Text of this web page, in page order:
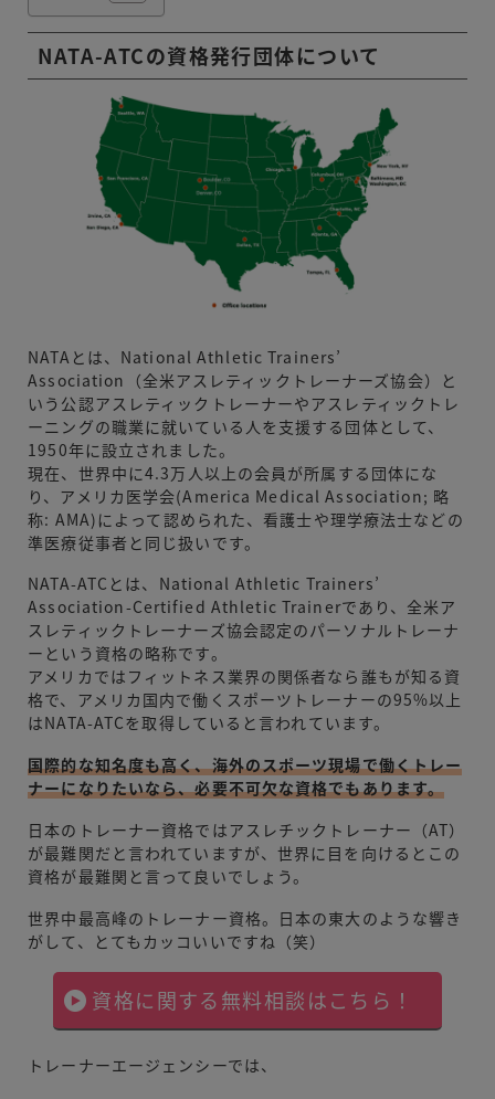
NATA-ATCの資格発行団体について
NATAとは、National Athletic Trainers’
Association（全米アスレティックトレーナーズ協会）と
いう公認アスレティックトレーナーやアスレティックトレ
ーニングの職業に就いている人を支援する団体として、
1950年に設立されました。
現在、世界中に4.3万人以上の会員が所属する団体にな
り、アメリカ医学会(America Medical Association; 略
称: AMA)によって認められた、看護士や理学療法士などの
準医療従事者と同じ扱いです。
NATA-ATCとは、National Athletic Trainers’
Association-Certified Athletic Trainerであり、全米ア
スレティックトレーナーズ協会認定のパーソナルトレーナ
ーという資格の略称です。
アメリカではフィットネス業界の関係者なら誰もが知る資
格で、アメリカ国内で働くスポーツトレーナーの95%以上
はNATA-ATCを取得していると言われています。
国際的な知名度も高く、海外のスポーツ現場で働くトレー
ナーになりたいなら、必要不可欠な資格でもあります。
日本のトレーナー資格ではアスレチックトレーナー（AT）
が最難関だと言われていますが、世界に目を向けるとこの
資格が最難関と言って良いでしょう。
世界中最高峰のトレーナー資格。日本の東大のような響き
がして、とてもカッコいいですね（笑）
資格に関する無料相談はこちら！
トレーナーエージェンシーでは、